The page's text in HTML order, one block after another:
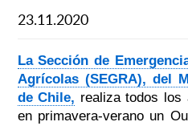
23.11.2020
La Sección de
Agrícolas (SEGRA), del
de Chile, realiza todos los
en primavera-verano un